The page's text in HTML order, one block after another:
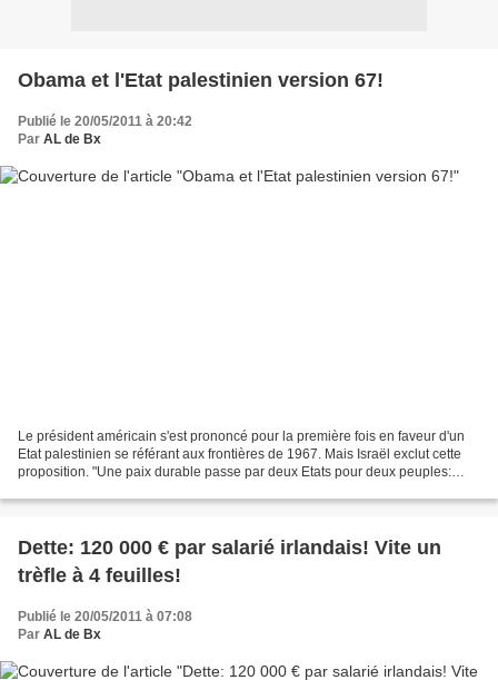
Obama et l'Etat palestinien version 67!
Publié le 20/05/2011 à 20:42
Par AL de Bx
Le président américain s'est prononcé pour la première fois en faveur d'un
Etat palestinien se référant aux frontières de 1967. Mais Israël exclut cette
proposition. "Une paix durable passe par deux Etats pour deux peuples:
Dette: 120 000 € par salarié irlandais! Vite un
trèfle à 4 feuilles!
Publié le 20/05/2011 à 07:08
Par AL de Bx